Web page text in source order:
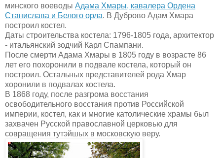
минского воеводы Адама Хмары, кавалера Ордена
Станислава и Белого орла. В Дуброво Адам Хмара
построил костел.
Даты строительства костела: 1796-1805 года, архитектор
- итальянский зодчий Карл Спампани.
После смерти Адама Хмары в 1805 году в возрасте 86
лет его похоронили в подвале костела, который он
построил. Остальных представителей рода Хмар
хоронили в подвалах костела.
В 1868 году, после разгрома восстания
освободительного восстания против Российской
империи, костел, как и многие католические храмы был
захвачен Русской православной церковью для
совращения тутэйшых в московскую веру.